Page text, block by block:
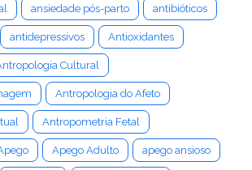
ansiedade pós-parto antibióticos
antidepressivos Antioxidantes
Cultural
Antropologia do Afeto
Antropometria Fetal
Apego Adulto apego ansioso